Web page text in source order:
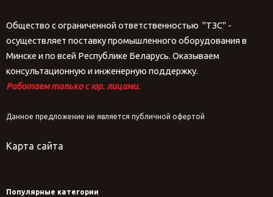
Общество с ограниченной ответственностью "ТЗС" -
осуществляет поставку промышленного оборудования в
Минске и по всей Республике Беларусь. Оказываем
консультационную и инженерную поддержку.
Работаем только с юр. лицами.
Данное предложение не является публичной офертой
Карта сайта
Популярные категории